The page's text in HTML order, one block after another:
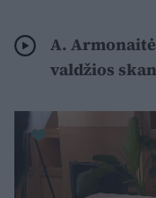
A.
valdžios